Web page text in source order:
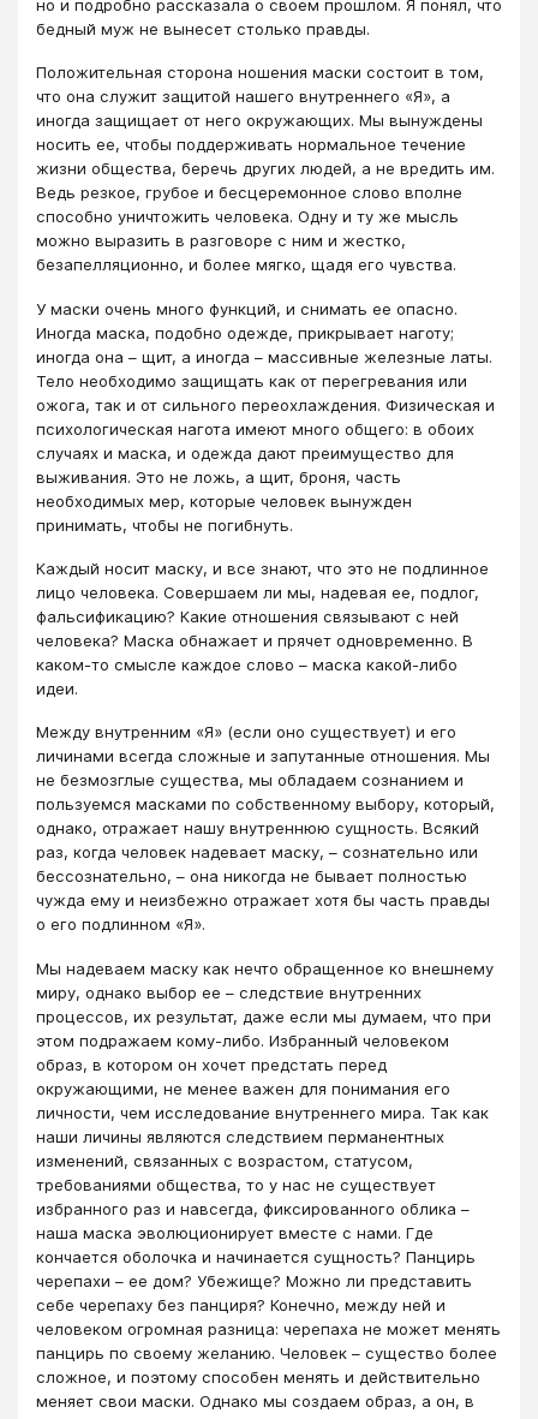
но и подробно рассказала о своем прошлом. Я понял, что
бедный муж не вынесет столько правды.
Положительная сторона ношения маски состоит в том,
что она служит защитой нашего внутреннего «Я», а
иногда защищает от него окружающих. Мы вынуждены
носить ее, чтобы поддерживать нормальное течение
жизни общества, беречь других людей, а не вредить им.
Ведь резкое, грубое и бесцеремонное слово вполне
способно уничтожить человека. Одну и ту же мысль
можно выразить в разговоре с ним и жестко,
безапелляционно, и более мягко, щадя его чувства.
У маски очень много функций, и снимать ее опасно.
Иногда маска, подобно одежде, прикрывает наготу;
иногда она – щит, а иногда – массивные железные латы.
Тело необходимо защищать как от перегревания или
ожога, так и от сильного переохлаждения. Физическая и
психологическая нагота имеют много общего: в обоих
случаях и маска, и одежда дают преимущество для
выживания. Это не ложь, а щит, броня, часть
необходимых мер, которые человек вынужден
принимать, чтобы не погибнуть.
Каждый носит маску, и все знают, что это не подлинное
лицо человека. Совершаем ли мы, надевая ее, подлог,
фальсификацию? Какие отношения связывают с ней
человека? Маска обнажает и прячет одновременно. В
каком-то смысле каждое слово – маска какой-либо
идеи.
Между внутренним «Я» (если оно существует) и его
личинами всегда сложные и запутанные отношения. Мы
не безмозглые существа, мы обладаем сознанием и
пользуемся масками по собственному выбору, который,
однако, отражает нашу внутреннюю сущность. Всякий
раз, когда человек надевает маску, – сознательно или
бессознательно, – она никогда не бывает полностью
чужда ему и неизбежно отражает хотя бы часть правды
о его подлинном «Я».
Мы надеваем маску как нечто обращенное ко внешнему
миру, однако выбор ее – следствие внутренних
процессов, их результат, даже если мы думаем, что при
этом подражаем кому-либо. Избранный человеком
образ, в котором он хочет предстать перед
окружающими, не менее важен для понимания его
личности, чем исследование внутреннего мира. Так как
наши личины являются следствием перманентных
изменений, связанных с возрастом, статусом,
требованиями общества, то у нас не существует
избранного раз и навсегда, фиксированного облика –
наша маска эволюционирует вместе с нами. Где
кончается оболочка и начинается сущность? Панцирь
черепахи – ее дом? Убежище? Можно ли представить
себе черепаху без панциря? Конечно, между ней и
человеком огромная разница: черепаха не может менять
панцирь по своему желанию. Человек – существо более
сложное, и поэтому способен менять и действительно
меняет свои маски. Однако мы создаем образ, а он, в